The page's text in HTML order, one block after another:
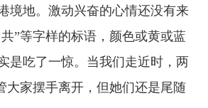
地。激动兴奋的心情还没有来
”等字样的标语，颜色或黄或蓝
是吃了一惊。当我们走近时，两
大家摆手离开，但她们还是尾随